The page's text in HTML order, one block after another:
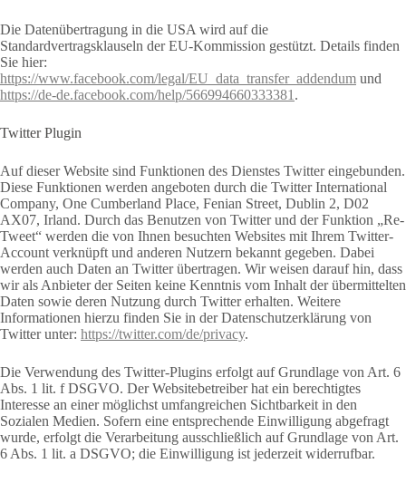
Die Datenübertragung in die USA wird auf die
Standardvertragsklauseln der EU-Kommission gestützt. Details finden
Sie hier:
https://www.facebook.com/legal/EU_data_transfer_addendum und
https://de-de.facebook.com/help/566994660333381 .
Twitter Plugin
Auf dieser Website sind Funktionen des Dienstes Twitter eingebunden.
Diese Funktionen werden angeboten durch die Twitter International
Company, One Cumberland Place, Fenian Street, Dublin 2, D02
AX07, Irland. Durch das Benutzen von Twitter und der Funktion „Re-
Tweet“ werden die von Ihnen besuchten Websites mit Ihrem Twitter-
Account verknüpft und anderen Nutzern bekannt gegeben. Dabei
werden auch Daten an Twitter übertragen. Wir weisen darauf hin, dass
wir als Anbieter der Seiten keine Kenntnis vom Inhalt der übermittelten
Daten sowie deren Nutzung durch Twitter erhalten. Weitere
Informationen hierzu finden Sie in der Datenschutzerklärung von
Twitter unter: https://twitter.com/de/privacy.
Die Verwendung des Twitter-Plugins erfolgt auf Grundlage von Art. 6
Abs. 1 lit. f DSGVO. Der Websitebetreiber hat ein berechtigtes
Interesse an einer möglichst umfangreichen Sichtbarkeit in den
Sozialen Medien. Sofern eine entsprechende Einwilligung abgefragt
wurde, erfolgt die Verarbeitung ausschließlich auf Grundlage von Art.
6 Abs. 1 lit. a DSGVO; die Einwilligung ist jederzeit widerrufbar.